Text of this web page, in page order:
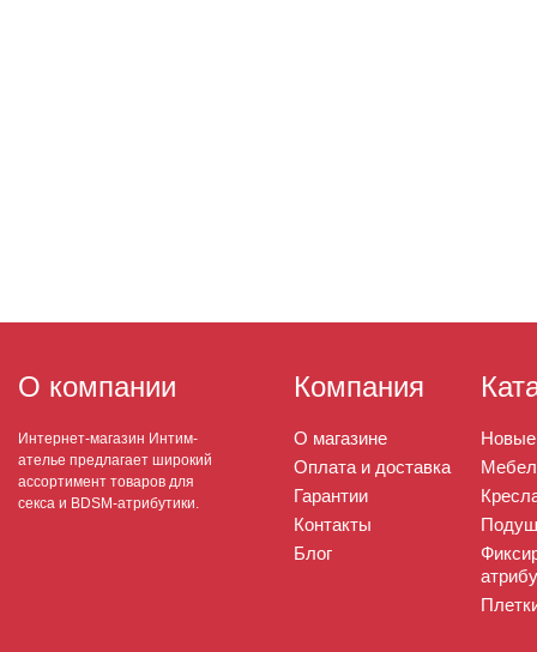
О компании
Интернет-магазин Интим-
ателье предлагает широкий
ассортимент товаров для
секса и BDSM-атрибутики.
Компания
О магазине
Оплата и доставка
Гарантии
Контакты
Блог
Новые